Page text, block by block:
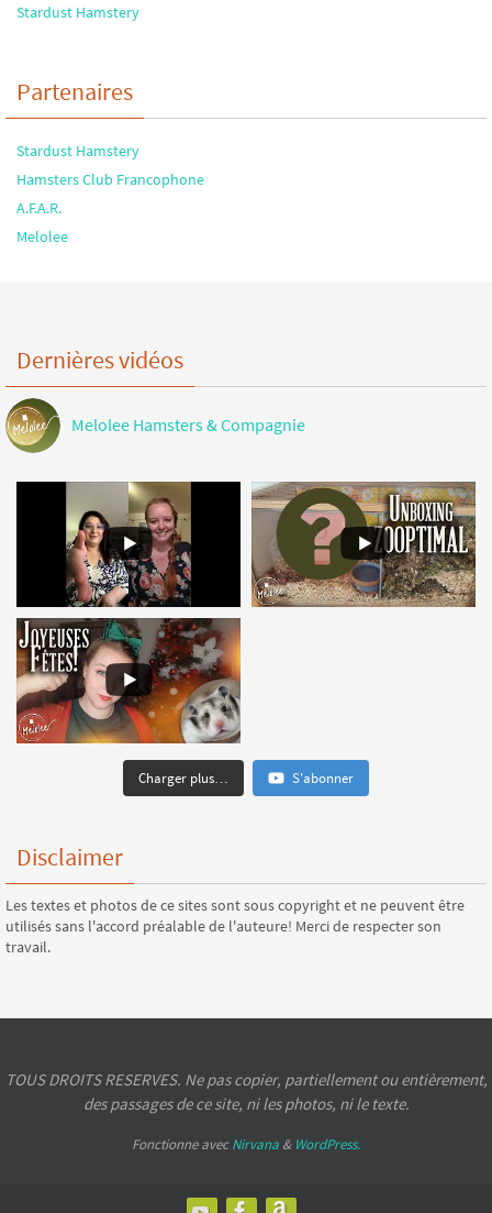
Stardust Hamstery
Partenaires
Stardust Hamstery
Hamsters Club Francophone
A.F.A.R.
Melolee
Dernières vidéos
Melolee Hamsters & Compagnie
Charger plus… S'abonner
Disclaimer
Les textes et photos de ce sites sont sous copyright et ne peuvent être
utilisés sans l'accord préalable de l'auteure! Merci de respecter son
travail.
TOUS DROITS RESERVES. Ne pas copier, partiellement ou entièrement,
des passages de ce site, ni les photos, ni le texte.
Fonctionne avecNirvana & WordPress.